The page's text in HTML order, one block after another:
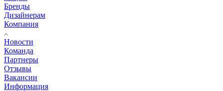
Бренды
Дизайнерам
Компания
Новости
Команда
Партнеры
Отзывы
Вакансии
Информация